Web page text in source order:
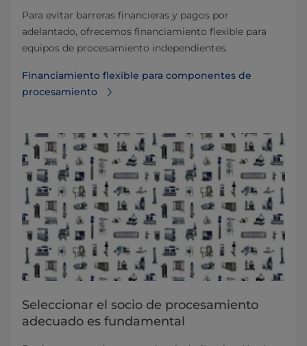
Para evitar barreras financieras y pagos por
adelantado, ofrecemos financiamiento flexible para
equipos de procesamiento independientes.
Financiamiento flexible para componentes de
procesamiento
Seleccionar el socio de procesamiento
adecuado es fundamental